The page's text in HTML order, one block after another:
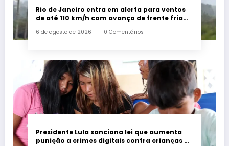
Rio de Janeiro entra em alerta para ventos
de até 110 km/h com avanço de frente fria
6 de agosto de 2026 0 Comentários
Presidente Lula sanciona lei que aumenta
punição a crimes digitais contra crianças é